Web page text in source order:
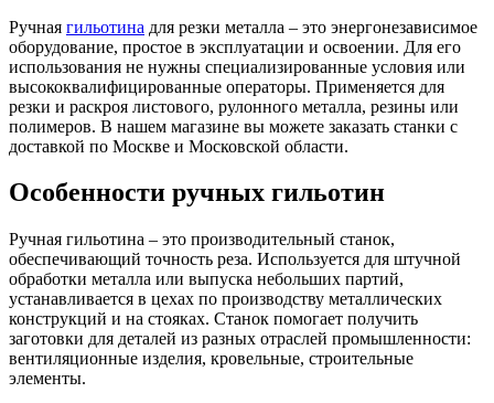
Ручная гильотина для резки металла – это энергонезависимое
оборудование, простое в эксплуатации и освоении. Для его
использования не нужны специализированные условия или
высококвалифицированные операторы. Применяется для
резки и раскроя листового, рулонного металла, резины или
полимеров. В нашем магазине вы можете заказать станки с
доставкой по Москве и Московской области.
Особенности ручных гильотин
Ручная гильотина – это производительный станок,
обеспечивающий точность реза. Используется для штучной
обработки металла или выпуска небольших партий,
устанавливается в цехах по производству металлических
конструкций и на стояках. Станок помогает получить
заготовки для деталей из разных отраслей промышленности:
вентиляционные изделия, кровельные, строительные
элементы.